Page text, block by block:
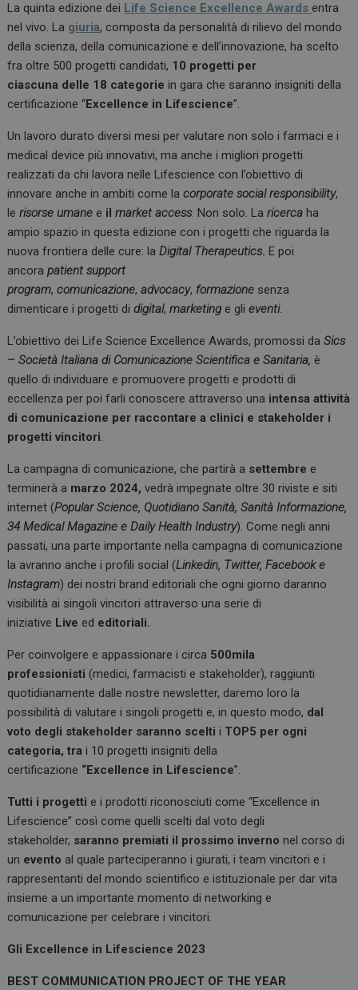
ce
b
o
o
ke
dI
n
at
s
A
p
La quinta edizione dei Life Science Excellence Awardsentra
nel vivo. La giuria, composta da personalità di rilievo del mondo
della scienza, della comunicazione e dell’innovazione, ha scelto
fra oltre 500 progetti candidati, 10 progetti per
ciascuna delle 18 categorie in gara che saranno insigniti della
certificazione “Excellence in Lifescience”.
Un lavoro durato diversi mesi per valutare non solo i farmaci e i
medical device più innovativi, ma anche i migliori progetti
realizzati da chi lavora nelle Lifescience con l’obiettivo di
innovare anche in ambiti come lacorporate social responsibility,
lerisorse umane e ilmarket access. Non solo. Laricerca ha
ampio spazio in questa edizione con i progetti che riguarda la
nuova frontiera delle cure: laDigital Therapeutics. E poi
ancorapatient support
program,comunicazione,advocacy, formazione senza
dimenticare i progetti didigital,marketing e glieventi.
L’obiettivo dei Life Science Excellence Awards, promossi daSics
– Società Italiana di Comunicazione Scientifica e Sanitaria, è
quello di individuare e promuovere progetti e prodotti di
eccellenza per poi farli conoscere attraverso una intensa attività
di comunicazione per raccontare a clinici e stakeholder i
progetti vincitori.
La campagna di comunicazione, che partirà a settembre e
terminerà a marzo 2024, vedrà impegnate oltre 30 riviste e siti
internet (Popular Science, Quotidiano Sanità, Sanità Informazione,
34 Medical Magazine e Daily Health Industry). Come negli anni
passati, una parte importante nella campagna di comunicazione
la avranno anche i profili social (Linkedin, Twitter, Facebook e
Instagram) dei nostri brand editoriali che ogni giorno daranno
visibilità ai singoli vincitori attraverso una serie di
iniziative Live ed editoriali.
Per coinvolgere e appassionare i circa 500mila
professionisti (medici, farmacisti e stakeholder), raggiunti
quotidianamente dalle nostre newsletter, daremo loro la
possibilità di valutare i singoli progetti e, in questo modo, dal
voto degli stakeholder saranno sceltii TOP5 per ogni
categoria, tra i 10 progetti insigniti della
certificazione “Excellence in Lifescience”.
Tutti i progetti e i prodotti riconosciuti come “Excellence in
Lifescience” così come quelli scelti dal voto degli
stakeholder, saranno premiati il prossimo inverno nel corso di
un evento al quale parteciperanno i giurati, i team vincitori e i
rappresentanti del mondo scientifico e istituzionale per dar vita
insieme a un importante momento di networking e
comunicazione per celebrare i vincitori.
Gli Excellence in Lifescience 2023
BEST COMMUNICATION PROJECT OF THE YEAR